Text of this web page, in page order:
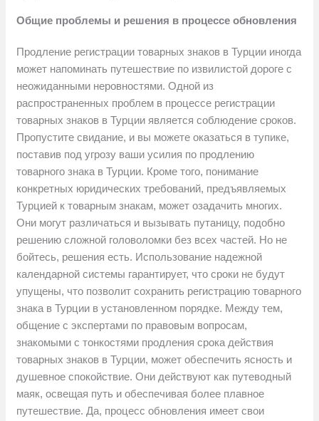
Общие проблемы и решения в процессе обновления
Продление регистрации товарных знаков в Турции иногда
может напоминать путешествие по извилистой дороге с
неожиданными неровностями. Одной из
распространенных проблем в процессе регистрации
товарных знаков в Турции является соблюдение сроков.
Пропустите свидание, и вы можете оказаться в тупике,
поставив под угрозу ваши усилия по продлению
товарного знака в Турции. Кроме того, понимание
конкретных юридических требований, предъявляемых
Турцией к товарным знакам, может озадачить многих.
Они могут различаться и вызывать путаницу, подобно
решению сложной головоломки без всех частей. Но не
бойтесь, решения есть. Использование надежной
календарной системы гарантирует, что сроки не будут
упущены, что позволит сохранить регистрацию товарного
знака в Турции в установленном порядке. Между тем,
общение с экспертами по правовым вопросам,
знакомыми с тонкостями продления срока действия
товарных знаков в Турции, может обеспечить ясность и
душевное спокойствие. Они действуют как путеводный
маяк, освещая путь и обеспечивая более плавное
путешествие. Да, процесс обновления имеет свои